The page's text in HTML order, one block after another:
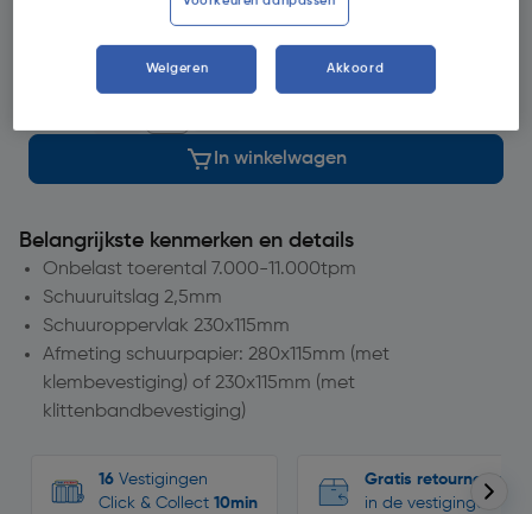
voor bezorging op
In winkelwagen
Belangrijkste kenmerken en details
Onbelast toerental 7.000-11.000tpm
Schuuruitslag 2,5mm
Schuuroppervlak 230x115mm
Afmeting schuurpapier: 280x115mm (met
klembevestiging) of 230x115mm (met
klittenbandbevestiging)
16 Vestigingen
Click & Collect 10min
Gratis retourneren
in de vestigingen
Weigeren Akkoord